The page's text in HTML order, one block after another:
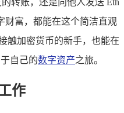
财富，都能在这个简洁直观
触加密货币的新手，也能在
自己的数字资产之旅。
作